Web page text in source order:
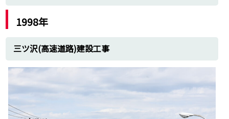
1998年
三ツ沢(高速道路)建設工事